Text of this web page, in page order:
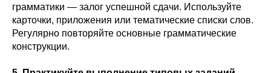
грамматики — залог успешной сдачи. Используйте
карточки, приложения или тематические списки слов.
Регулярно повторяйте основные грамматические
конструкции.